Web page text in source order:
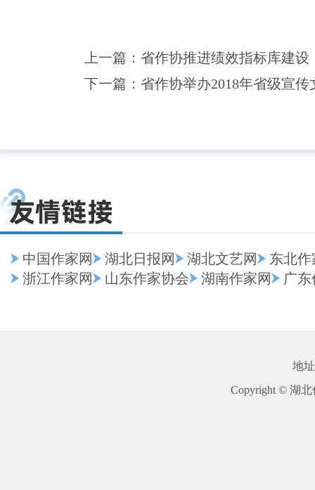
上一篇： 省作协推进绩效指标库建设
下一篇： 省作协举办2018年省级宣
中国作家网 湖北日报网 湖北文艺网
东北作
浙江作家网
山东作家协会 湖南作家网 广
地
Copyright © 湖北